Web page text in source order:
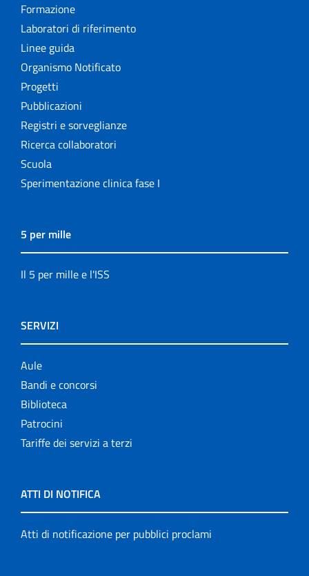
Formazione
Laboratori di riferimento
Linee guida
Organismo Notificato
Progetti
Pubblicazioni
Registri e sorveglianze
Ricerca collaboratori
Scuola
Sperimentazione clinica fase I
5 per mille
Il 5 per mille e l'ISS
SERVIZI
Aule
Bandi e concorsi
Biblioteca
Patrocini
Tariffe dei servizi a terzi
ATTI DI NOTIFICA
Atti di notificazione per pubblici proclami